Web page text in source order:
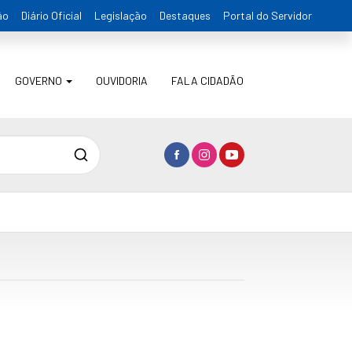
Diário Oficial Legislação Destaques Portal do Servidor
GOVERNO OUVIDORIA FALA CIDADÃO
Pesquisa